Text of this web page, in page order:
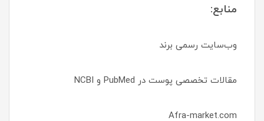
منابع:
وب‌سایت رسمی برند
مقالات تخصصی پوست در PubMed و NCBI
Afra-market.com